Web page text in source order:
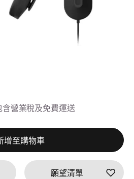
含營業稅及免費運送
增至購物車
願望清單